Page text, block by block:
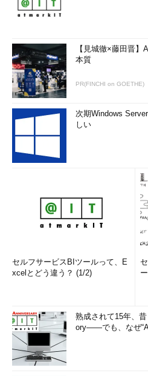
【見城徹×藤田晋
本質
PR(FINCHI on GOETHE)
次期Windows
しい
セルフサービスBIツールって、E
xcelとどう違う？ (1/2)
熟成されて15年、
ory――でも、なぜ